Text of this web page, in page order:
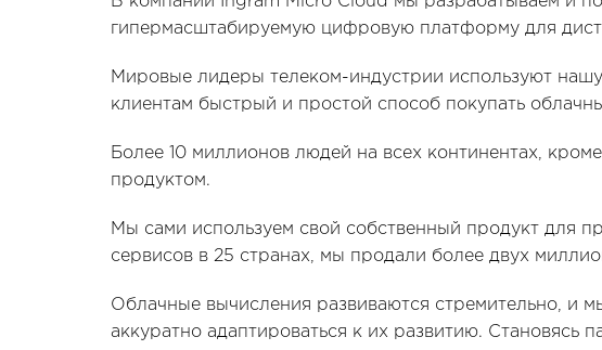
гипермасштабируемую цифровую платформу для
Мировые лидеры телеком-индустрии используют
клиентам быстрый и простой способ покупать
Более 10 миллионов людей на всех континентах,
продуктом.
Мы сами используем свой собственный продукт для
сервисов в 25 странах, мы продали более двух
Облачные вычисления развиваются стремительно, и
аккуратно адаптироваться к их развитию. Становясь